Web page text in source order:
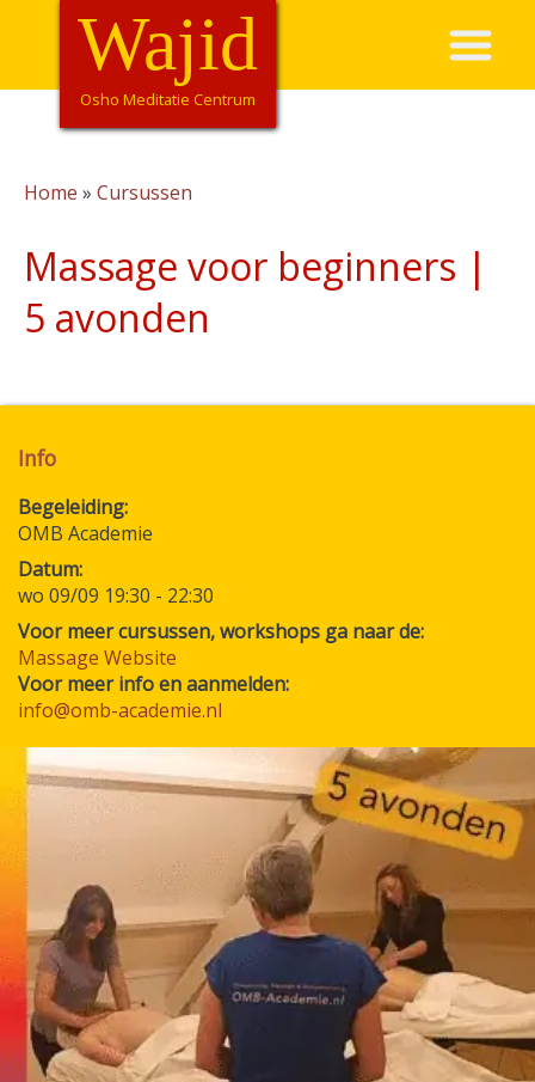
Overslaan
de
HoofdnavigatieWajid
Osho Meditatie Centrum
Home Cursussen
Massage voor beginners |
5 avonden
Info
Begeleiding
OMB Academie
Datum
wo 09/09 19:30 - 22:30
Voor meer cursussen, workshops ga naar de:
Massage Website
Voor meer info en aanmelden:
info@omb-academie.nl